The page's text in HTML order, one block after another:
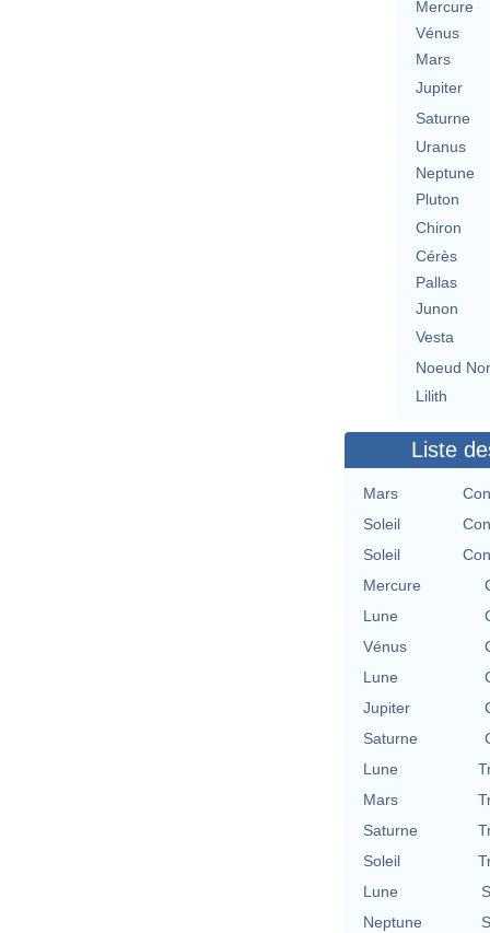
Mercure
Vénus
Mars
Jupiter
Saturne
Uranus
Neptune
Pluton
Chiron
Cérès
Pallas
Junon
Vesta
Noeud
Lilith
Liste
Mars
Soleil
Soleil
Mercure
Lune
Vénus
Lune
Jupiter
Saturne
Lune
Mars
Saturne
Soleil
Lune
Neptune